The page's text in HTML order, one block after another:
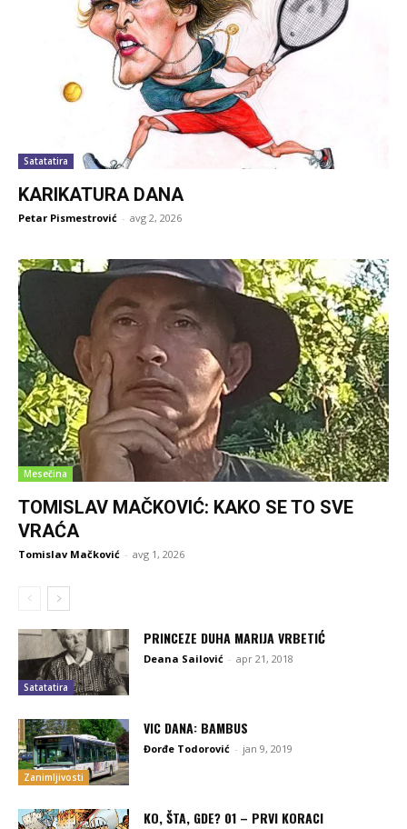
Satatatira
KARIKATURA DANA
Petar Pismestrović - avg 2, 2026
Mesečina
TOMISLAV MAČKOVIĆ: KAKO SE TO SVE
VRAĆA
Tomislav Mačković - avg 1, 2026
Satatatira
PRINCEZE DUHA MARIJA VRBETIĆ
Deana Sailović - apr 21, 2018
Zanimljivosti
VIC DANA: BAMBUS
Đorđe Todorović - jan 9, 2019
KO, ŠTA, GDE? 01 – PRVI KORACI